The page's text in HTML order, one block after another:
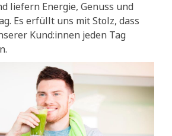
liefern Energie, Genuss und
Es erfüllt uns mit Stolz, dass
Kund:innen jeden Tag